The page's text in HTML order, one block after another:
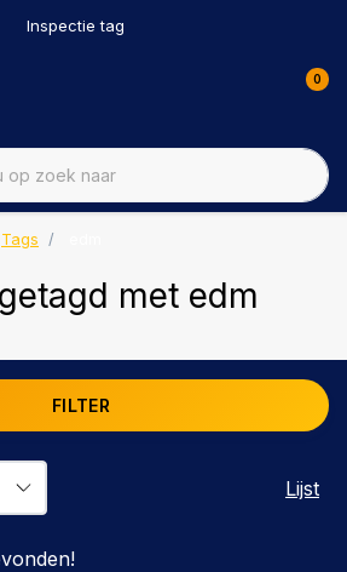
Inspectie tag
0
Tags
met edm
FILTER
Lijst